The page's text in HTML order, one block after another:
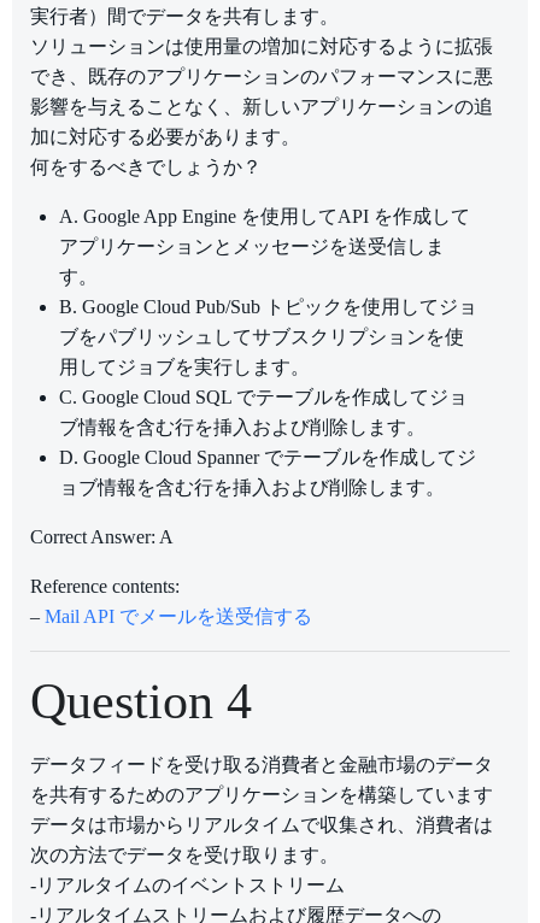
実行者）間でデータを共有します。
ソリューションは使用量の増加に対応するように拡張
でき、既存のアプリケーションのパフォーマンスに悪
影響を与えることなく、新しいアプリケーションの追
加に対応する必要があります。
何をするべきでしょうか？
A. Google App Engine を使用してAPI を作成して
アプリケーションとメッセージを送受信しま
す。
B. Google Cloud Pub/Sub トピックを使用してジョ
ブをパブリッシュしてサブスクリプションを使
用してジョブを実行します。
C. Google Cloud SQL でテーブルを作成してジョ
ブ情報を含む行を挿入および削除します。
D. Google Cloud Spanner でテーブルを作成してジ
ョブ情報を含む行を挿入および削除します。
Correct Answer: A
Reference contents:
– Mail API でメールを送受信する
Question 4
データフィードを受け取る消費者と金融市場のデータ
を共有するためのアプリケーションを構築しています
データは市場からリアルタイムで収集され、消費者は
次の方法でデータを受け取ります。
-リアルタイムのイベントストリーム
-リアルタイムストリームおよび履歴データへの